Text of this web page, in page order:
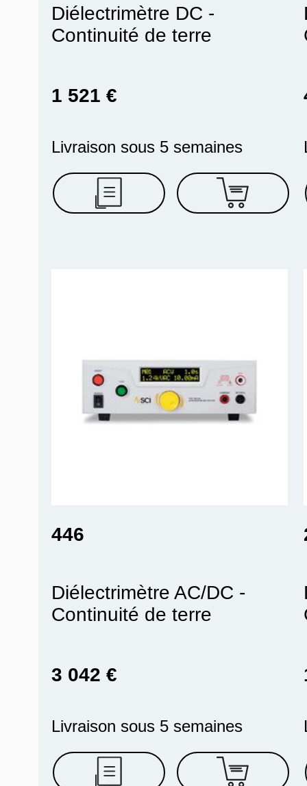
Diélectrimètre DC -
Continuité de terre
1 521 €
Livraison sous 5 semaines
446
Diélectrimètre AC/DC -
Continuité de terre
3 042 €
Livraison sous 5 semaines